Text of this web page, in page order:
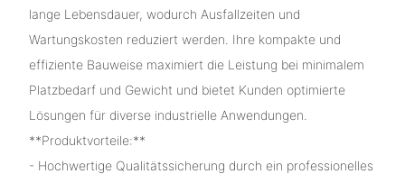
lange Lebensdauer, wodurch Ausfallzeiten und
Wartungskosten reduziert werden. Ihre kompakte und
effiziente Bauweise maximiert die Leistung bei minimalem
Platzbedarf und Gewicht und bietet Kunden optimierte
Lösungen für diverse industrielle Anwendungen.
**Produktvorteile:**
- Hochwertige Qualitätssicherung durch ein professionelles